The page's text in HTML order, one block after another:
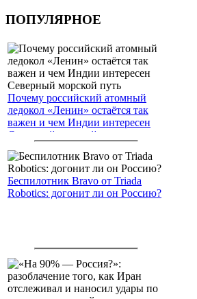
ПОПУЛЯРНОЕ
Почему российский атомный
ледокол «Ленин» остаётся так
важен и чем Индии интересен
Северный морской путь
Беспилотник Bravo от Triada
Robotics: догонит ли он Россию?